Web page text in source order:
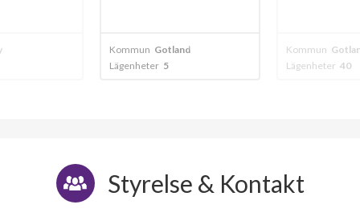
Kommun Gotland
Lägenheter 5
Kommun
Lägenheter 40
Styrelse & Kontakt